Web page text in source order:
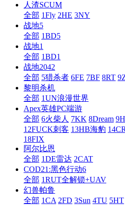
人渣SCUM
全部 1Fly 2HE 3NY
战地5
全部 1BD5
战地1
全部 1BD1
战地2042
全部 5猎杀者 6FE 7BF 8RT
黎明杀机
全部 1UN浪漫世界
Apex英雄PC端游
全部 6火柴人 7KK 8Dream
12FUCK刺客 13HB海豹 14CR
18FIX
阿尔比恩
全部 1DE雷达 2CAT
COD21:黑色行动6
全部 1RUT全解锁+UAV
幻兽帕鲁
全部 1CA 2FD 3Sun 4TU 5HT